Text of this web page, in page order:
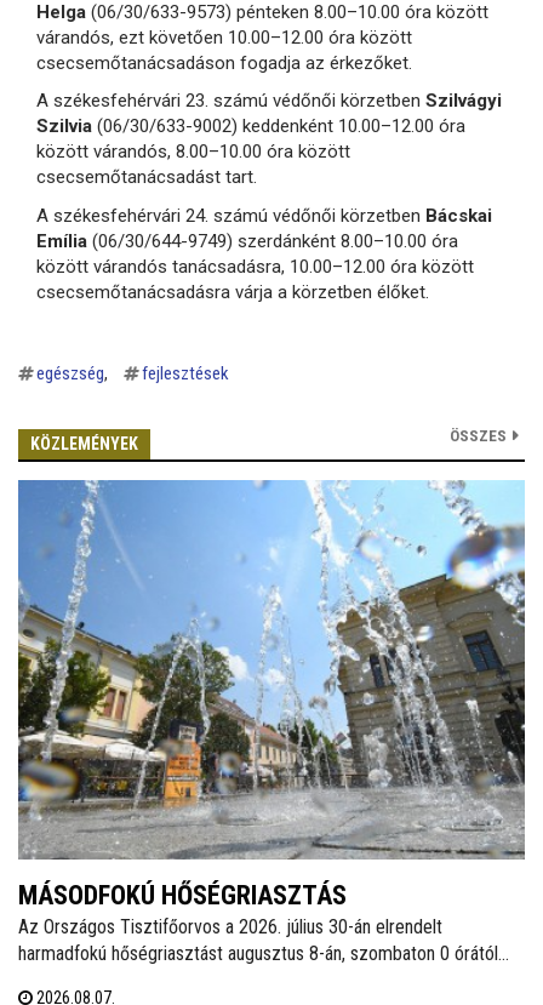
Helga (06/30/633-9573) pénteken 8.00–10.00 óra között
várandós, ezt követően 10.00–12.00 óra között
csecsemőtanácsadáson fogadja az érkezőket.
A székesfehérvári 23. számú védőnői körzetben Szilvágyi
Szilvia (06/30/633-9002) keddenként 10.00–12.00 óra
között várandós, 8.00–10.00 óra között
csecsemőtanácsadást tart.
A székesfehérvári 24. számú védőnői körzetben Bácskai
Emília (06/30/644-9749) szerdánként 8.00–10.00 óra
között várandós tanácsadásra, 10.00–12.00 óra között
csecsemőtanácsadásra várja a körzetben élőket.
egészség fejlesztések
KÖZLEMÉNYEK ÖSSZES
MÁSODFOKÚ HŐSÉGRIASZTÁS
Az Országos Tisztifőorvos a 2026. július 30-án elrendelt
harmadfokú hőségriasztást augusztus 8-án, szombaton 0 órától
2026.08.07.